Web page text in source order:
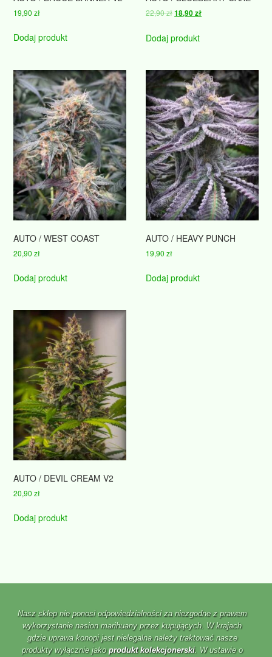
19,90zł
Dodaj produkt
22,90złPierwotna
wynosiła:
18,90złAktualna
Dodaj produkt
AUTO / WEST COAST
20,90zł
Dodaj produkt
AUTO / HEAVY PUNCH
19,90zł
Dodaj produkt
AUTO / DEVIL CREAM V2
20,90zł
Dodaj produkt
Nasz sklep nie ponosi odpowiedzialności za niezgodne z prawem
wykorzystanie nasion marihuany przez kupujących. W krajach
gdzie uprawa konopi jest nielegalna należy traktować nasze
produkty wyłącznie jakoprodukt kolekcjonerski. W ustawie o